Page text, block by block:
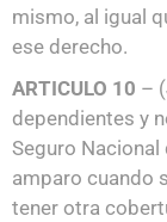
mismo, al igual
ese derecho.
ARTICULO 10 –
dependientes y
Seguro Nacional
amparo cuando
tener otra